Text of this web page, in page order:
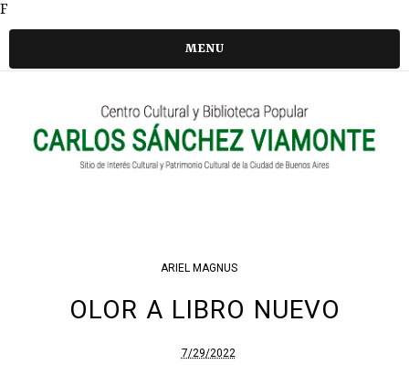
F
MENU
ARIEL MAGNUS
OLOR A LIBRO NUEVO
7/29/2022